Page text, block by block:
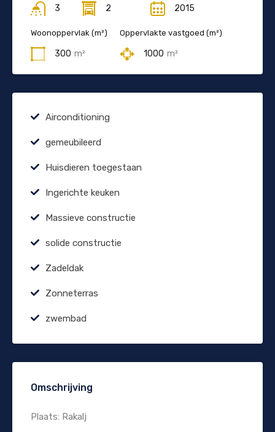
3 2 2015
Woonoppervlak (m²)
300 m²
Oppervlakte vastgoed (m²)
1000 m²
Airconditioning
gemeubileerd
Huisdieren toegestaan
Ingerichte keuken
Massieve constructie
solide constructie
Zadeldak
Zonneterras
zwembad
Omschrijving
Plaats: Rakalj